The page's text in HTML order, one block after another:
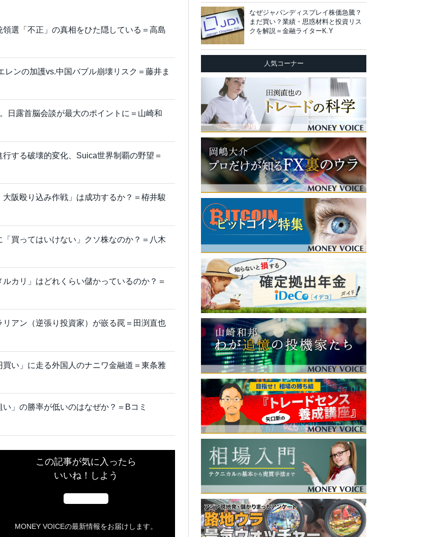
選「不正」の真相をひた隠している＝高島
レンの加護vs.中国バブル崩壊リスク＝藤井ま
日露首脳会談が最大のポイントに＝山崎和
する破壊的変化、Suica世界制覇の野望＝
阪殴り込み作戦」は成功するか？＝栫井駿
買ってはいけない」クソ株なのか？＝八木
カリ」はどれくらい儲かっているのか？＝
アン（逆張り投資家）が嵌る罠＝田渕直也
い」に走る外国人のナニワ金融道＝東条雅
」の勝率が低いのはなぜか？＝Bコミ
この記事が気に入ったら
いいね！しよう
MONEY VOICEの最新情報をお届けします。
なぜジャパンディスプレイ株価急騰？
まだ買い？業績・思惑材料と投資リス
クを解説＝金融ライターK.Y
人気コーナー